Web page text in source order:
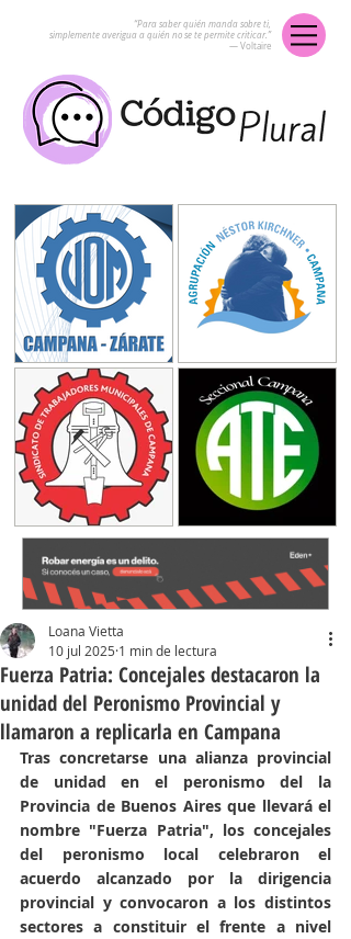
“Para saber quién manda sobre ti,
simplemente averigua a quién no se te permite criticar.”
― Voltaire
Fuerza Patria: Concejales destacaron la
unidad del Peronismo Provincial y
llamaron a replicarla en Campana
Loana Vietta
10 jul 2025 1 min de lectura
Tras concretarse una alianza provincial
de unidad en el peronismo del la
Provincia de Buenos Aires que llevará el
nombre "Fuerza Patria", los concejales
del peronismo local celebraron el
acuerdo alcanzado por la dirigencia
provincial y convocaron a los distintos
sectores a constituir el frente a nivel